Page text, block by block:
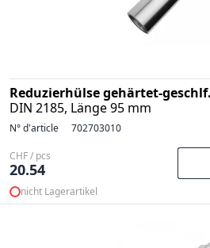
Reduzierhülse gehärtet-
DIN 2185, Länge 95 mm
N° d'article 702703010
CHF / pcs
20.54
nicht Lagerartikel